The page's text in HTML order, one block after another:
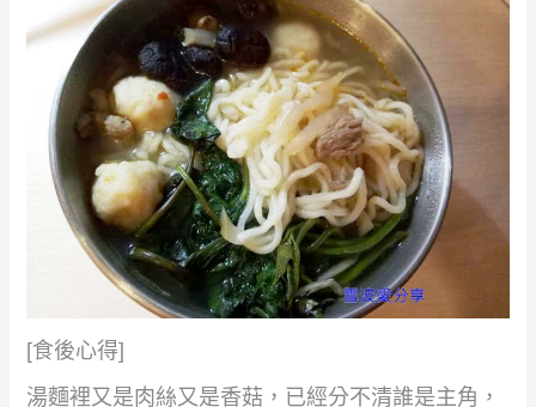
[食後心得]
湯麵裡又是肉絲又是香菇，已經分不清誰是主角，